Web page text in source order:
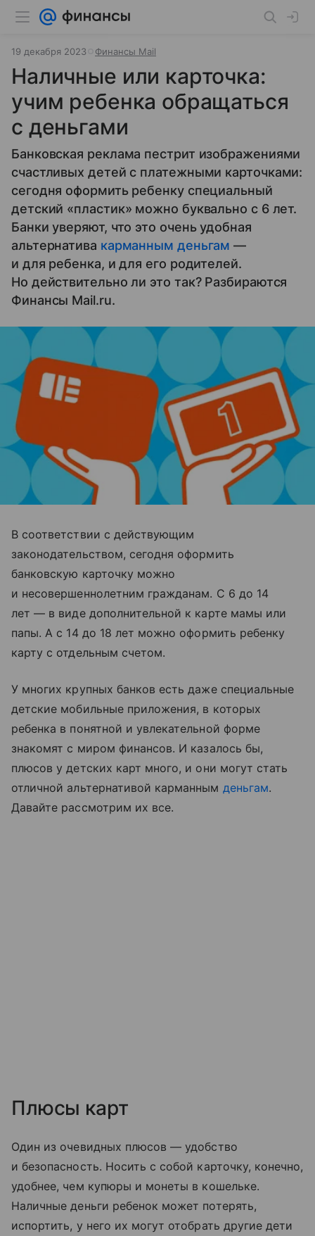
19 декабря 2023 Финансы Mail
Наличные или карточка:
учим ребенка обращаться
с деньгами
Банковская реклама пестрит изображениями
счастливых детей с платежными карточками:
сегодня оформить ребенку специальный
детский «пластик» можно буквально с 6 лет.
Банки уверяют, что это очень удобная
альтернатива карманным деньгам —
и для ребенка, и для его родителей.
Но действительно ли это так? Разбираются
Финансы Mail.ru.
В соответствии с действующим
законодательством, сегодня оформить
банковскую карточку можно
и несовершеннолетним гражданам. С 6 до 14
лет — в виде дополнительной к карте мамы или
папы. А с 14 до 18 лет можно оформить ребенку
карту с отдельным счетом.
У многих крупных банков есть даже специальные
детские мобильные приложения, в которых
ребенка в понятной и увлекательной форме
знакомят с миром финансов. И казалось бы,
плюсов у детских карт много, и они могут стать
отличной альтернативой карманным деньгам.
Давайте рассмотрим их все.
Плюсы карт
Один из очевидных плюсов — удобство
и безопасность. Носить с собой карточку, конечно,
удобнее, чем купюры и монеты в кошельке.
Наличные деньги ребенок может потерять,
испортить, у него их могут отобрать другие дети